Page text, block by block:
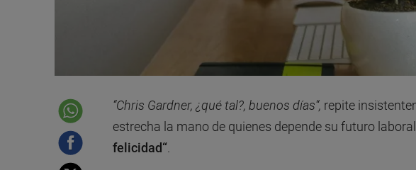
“Chris Gardner, ¿qué tal?, buenos días“, repite
estrecha la mano de quienes depende su futuro
felicidad“.